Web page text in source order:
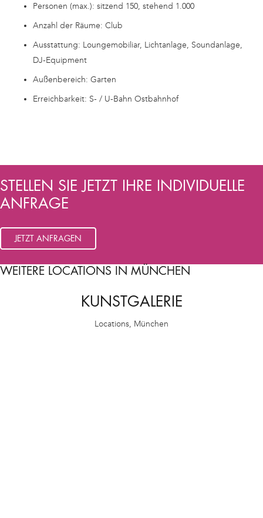
Personen (max.): sitzend 150, stehend 1.000
Anzahl der Räume: Club
Ausstattung: Loungemobiliar, Lichtanlage, Soundanlage,
DJ-Equipment
Außenbereich: Garten
Erreichbarkeit: S- / U-Bahn Ostbahnhof
STELLEN SIE JETZT IHRE INDIVIDUELLE
ANFRAGE
JETZT ANFRAGEN
WEITERE LOCATIONS IN MÜNCHEN
KUNSTGALERIE
Locations, München